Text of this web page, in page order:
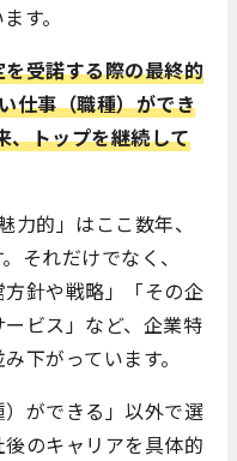
す。
受諾する際の最終的
仕事（職種）ができ
、トップを継続して
力的」はここ数年、
それだけでなく、
方針や戦略」「その企
ビス」など、企業特
下がっています。
ができる」以外で選
のキャリアを具体的